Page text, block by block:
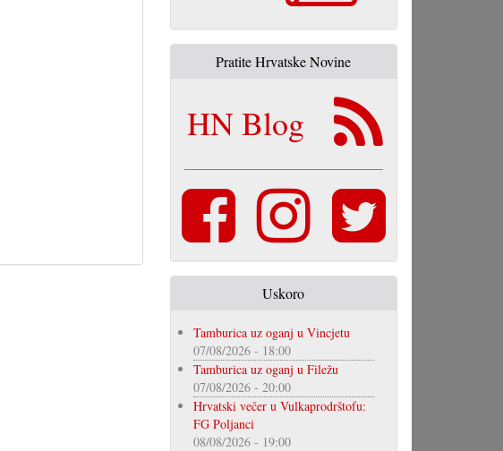
Pratite Hrvatske Novine
HN Blog
Uskoro
Tamburica uz oganj u Vincjetu
07/08/2026 - 18:00
Tamburica uz oganj u Filežu
07/08/2026 - 20:00
Hrvatski večer u Vulkaprodrštofu:
FG Poljanci
08/08/2026 - 19:00